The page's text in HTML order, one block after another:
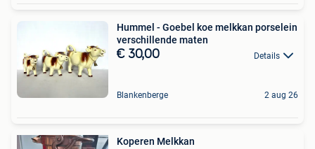
Hummel - Goebel koe melkkan porselein
verschillende maten
€ 30,00 Details
Blankenberge 2 aug 26
Koperen Melkkan